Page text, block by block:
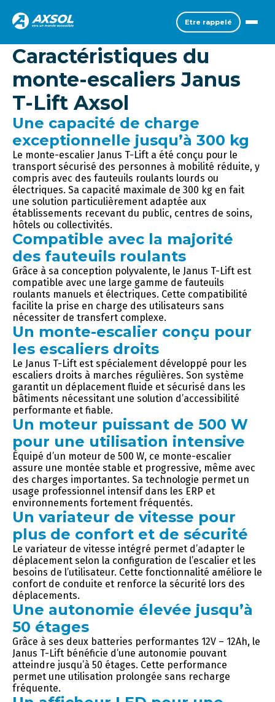
Etre rappelé
Caractéristiques du
monte-escaliers Janus
T-Lift Axsol
Une capacité de charge
exceptionnelle jusqu’à 300 kg
Le monte-escalier Janus T-Lift a été conçu pour le
transport sécurisé des personnes à mobilité réduite, y
compris avec des fauteuils roulants lourds ou
électriques. Sa capacité maximale de 300 kg en fait
une solution particulièrement adaptée aux
établissements recevant du public, centres de soins,
hôtels ou collectivités.
Compatible avec la majorité
des fauteuils roulants
Grâce à sa conception polyvalente, le Janus T-Lift est
compatible avec une large gamme de fauteuils
roulants manuels et électriques. Cette compatibilité
facilite la prise en charge des utilisateurs sans
nécessiter de transfert complexe.
Un monte-escalier conçu pour
les escaliers droits
Le Janus T-Lift est spécialement développé pour les
escaliers droits à marches régulières. Son système
garantit un déplacement fluide et sécurisé dans les
bâtiments nécessitant une solution d’accessibilité
performante et fiable.
Un moteur puissant de 500 W
pour une utilisation intensive
Équipé d’un moteur de 500 W, ce monte-escalier
assure une montée stable et progressive, même avec
des charges importantes. Sa technologie permet un
usage professionnel intensif dans les ERP et
environnements fortement fréquentés.
Un variateur de vitesse pour
plus de confort et de sécurité
Le variateur de vitesse intégré permet d’adapter le
déplacement selon la configuration de l’escalier et les
besoins de l’utilisateur. Cette fonctionnalité améliore le
confort de conduite et renforce la sécurité lors des
déplacements.
Une autonomie élevée jusqu’à
50 étages
Grâce à ses deux batteries performantes 12V – 12Ah, le
Janus T-Lift bénéficie d’une autonomie pouvant
atteindre jusqu’à 50 étages. Cette performance
permet une utilisation prolongée sans recharge
fréquente.